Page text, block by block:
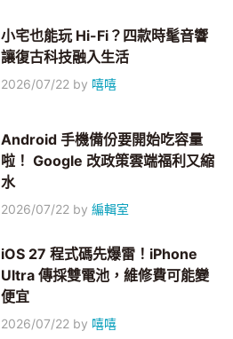
小宅也能玩 Hi-Fi？四款時髦音響
讓復古科技融入生活
2026/07/22 by 嘻嘻
Android 手機備份要開始吃容量
啦！ Google 改政策雲端福利又縮
水
2026/07/22 by編輯室
iOS 27 程式碼先爆雷！iPhone
Ultra 傳採雙電池，維修費可能變
便宜
2026/07/22 by 嘻嘻